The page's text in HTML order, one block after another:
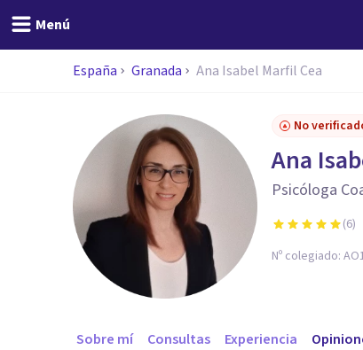
Menú
España Granada Ana Isabel Marfil Cea
No
Ana
Psicóloga
(6)
Nº colegiado:
Sobre mí Consultas Experiencia